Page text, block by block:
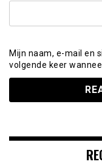
Mijn naam, e-mail en
volgende keer